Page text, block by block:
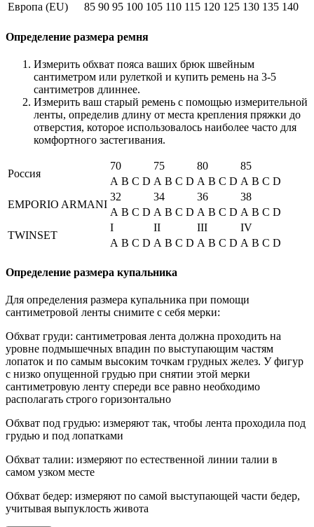
Европа (EU)
85 90 95 100 105 110 115 120 125 130 135 140
Определение размера ремня
Измерить обхват пояса ваших брюк швейным
сантиметром или рулеткой и купить ремень на 3-5
сантиметров длиннее.
Измерить ваш старый ремень с помощью измерительной
ленты, определив длину от места крепления пряжки до
отверстия, которое использовалось наиболее часто для
комфортного застегивания.
Россия
70 75 80
85
A B C D A B C D A B C D A B C D
EMPORIO ARMANI
32 34 36
38
A B C D A B C D A B C D A B C D
TWINSET
I II III
IV
A B C D A B C D A B C D A B C D
Определение размера купальника
Для определения размера купальника при помощи
сантиметровой ленты снимите с себя мерки:
Обхват груди: сантиметровая лента должна проходить на
уровне подмышечных впадин по выступающим частям
лопаток и по самым высоким точкам грудных желез. У фигур
с низко опущенной грудью при снятии этой мерки
сантиметровую ленту спереди все равно необходимо
располагать строго горизонтально
Обхват под грудью: измеряют так, чтобы лента проходила под
грудью и под лопатками
Обхват талии: измеряют по естественной линии талии в
самом узком месте
Обхват бедер: измеряют по самой выступающей части бедер,
учитывая выпуклость живота